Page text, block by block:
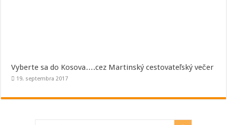
Vyberte sa do Kosova….cez Martinský cestovateľský večer
19. septembra 2017